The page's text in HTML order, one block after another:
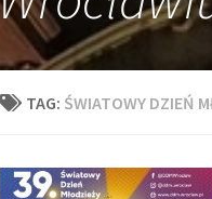
TAG: ŚWIATOWY DZIEŃ